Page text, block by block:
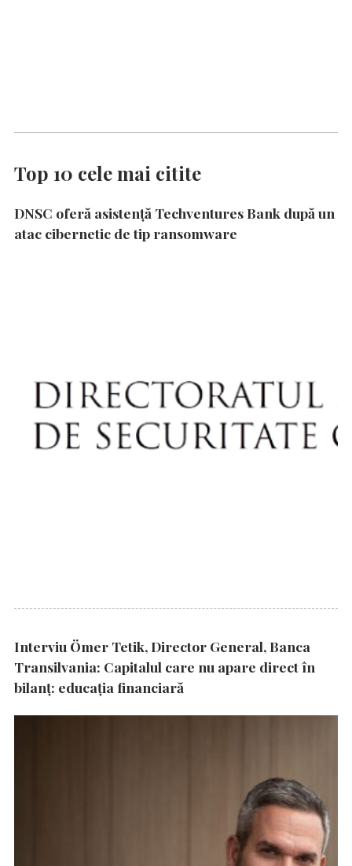
Top 10 cele mai citite
DNSC oferă asistență Techventures Bank după un
atac cibernetic de tip ransomware
Interviu Ömer Tetik, Director General, Banca
Transilvania: Capitalul care nu apare direct în
bilanț: educația financiară